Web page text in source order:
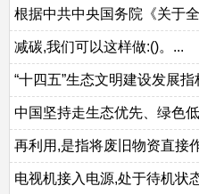
根据中共中央国务院《关于
减碳,我们可以这样做:()。...
“十四五”生态文明建设发展
中国坚持走生态优先、绿色
再利用,是指将废旧物资直接
电视机接入电源,处于待机状